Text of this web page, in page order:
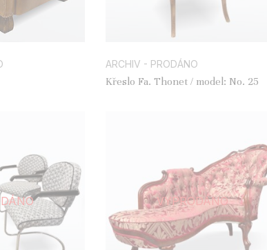
ARCHIV - PRODÁNO
Křeslo Fa. Thonet / model: No. 25
VYPRODÁNO